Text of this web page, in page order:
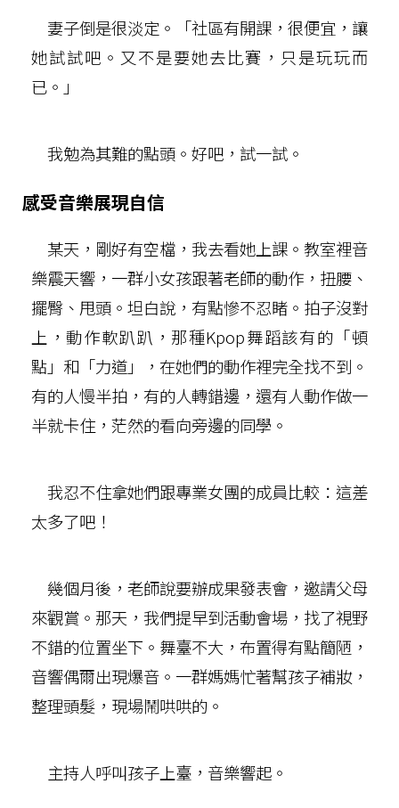
妻子倒是很淡定。「社區有開課，很便宜，讓
她試試吧。又不是要她去比賽，只是玩玩而
已。」
我勉為其難的點頭。好吧，試一試。
感受音樂展現自信
某天，剛好有空檔，我去看她上課。教室裡音
樂震天響，一群小女孩跟著老師的動作，扭腰、
擺臀、甩頭。坦白說，有點慘不忍睹。拍子沒對
上，動作軟趴趴，那種Kpop舞蹈該有的「頓
點」和「力道」，在她們的動作裡完全找不到。
有的人慢半拍，有的人轉錯邊，還有人動作做一
半就卡住，茫然的看向旁邊的同學。
我忍不住拿她們跟專業女團的成員比較：這差
太多了吧！
幾個月後，老師說要辦成果發表會，邀請父母
來觀賞。那天，我們提早到活動會場，找了視野
不錯的位置坐下。舞臺不大，布置得有點簡陋，
音響偶爾出現爆音。一群媽媽忙著幫孩子補妝，
整理頭髮，現場鬧哄哄的。
主持人呼叫孩子上臺，音樂響起。